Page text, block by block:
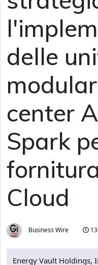
delle
center
Spark
Cloud
Business Wire
Energy Vault Holdings,